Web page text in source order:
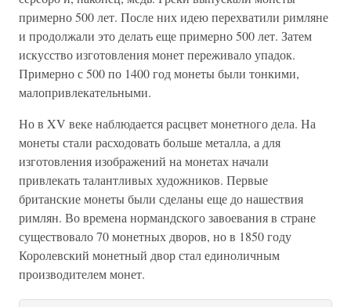
примерно 500 лет. После них идею перехватили римляне
и продолжали это делать еще примерно 500 лет. Затем
искусство изготовления монет переживало упадок.
Примерно с 500 по 1400 год монеты были тонкими,
малопривлекательными.
Но в XV веке наблюдается расцвет монетного дела. На
монеты стали расходовать больше металла, а для
изготовления изображений на монетах начали
привлекать талантливых художников. Первые
британские монеты были сделаны еще до нашествия
римлян. Во времена нормандского завоевания в стране
существовало 70 монетных дворов, но в 1850 году
Королевский монетный двор стал единоличным
производителем монет.